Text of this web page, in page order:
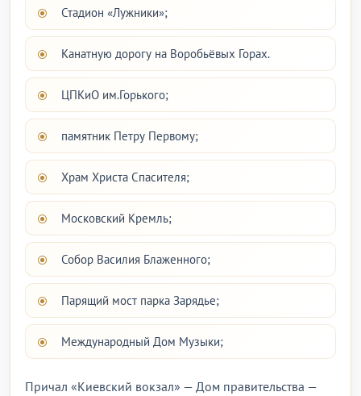
Стадион «Лужники»;
Канатную дорогу на Воробьёвых Горах.
ЦПКиО им.Горького;
памятник Петру Первому;
Храм Христа Спасителя;
Московский Кремль;
Собор Василия Блаженного;
Парящий мост парка Зарядье;
Международный Дом Музыки;
Причал «Киевский вокзал» — Дом правительства —